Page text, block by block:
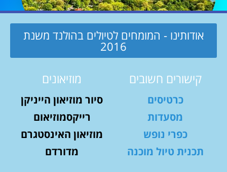
אודותינו - המומחים לטיולים בהולנד משנת
2016
קישורים חשובים
כרטיסים
מסעדות
כפרי נופש
תכנית טיול מוכנה
מוזיאונים
סיור מוזיאון הייניקן
רייקסמוזיאום
מוזיאון האינסטגרם
מדורדם